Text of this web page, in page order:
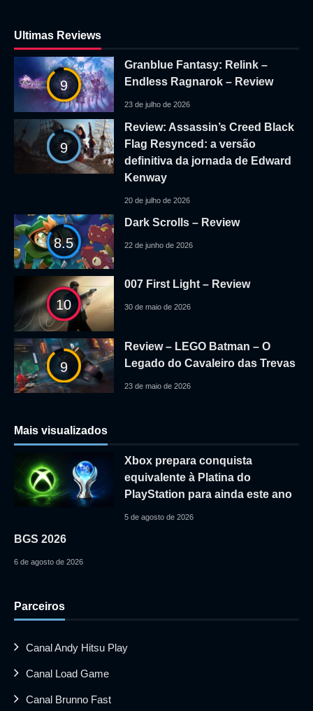
Ultimas Reviews
9
Granblue Fantasy: Relink –
Endless Ragnarok – Review
23 de julho de 2026
9
Review: Assassin’s Creed Black
Flag Resynced: a versão
definitiva da jornada de Edward
Kenway
20 de julho de 2026
8.5
Dark Scrolls – Review
22 de junho de 2026
10
007 First Light – Review
30 de maio de 2026
9
Review – LEGO Batman – O
Legado do Cavaleiro das Trevas
23 de maio de 2026
Mais visualizados
Xbox prepara conquista
equivalente à Platina do
PlayStation para ainda este ano
5 de agosto de 2026
BGS 2026
6 de agosto de 2026
Parceiros
Canal Andy Hitsu Play
Canal Load Game
Canal Brunno Fast